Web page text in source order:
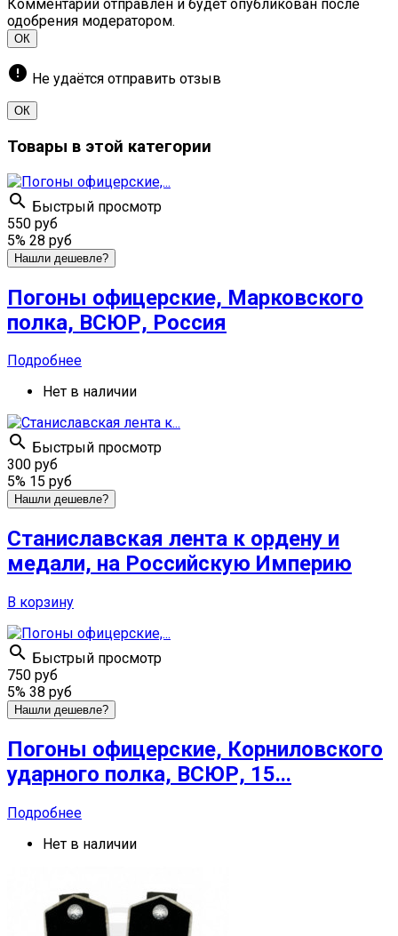
Комментарий отправлен и будет опубликован после
одобрения модератором.
ОК
error Не удаётся отправить отзыв
ОК
Товары в этой категории
 Быстрый просмотр
550 руб
5% 28 руб
Нашли дешевле?
Погоны офицерские, Марковского
полка, ВСЮР, Россия
Подробнее
Нет в наличии
 Быстрый просмотр
300 руб
5% 15 руб
Нашли дешевле?
Станиславская лента к ордену и
медали, на Российскую Империю
В корзину
 Быстрый просмотр
750 руб
5% 38 руб
Нашли дешевле?
Погоны офицерские, Корниловского
ударного полка, ВСЮР, 15...
Подробнее
Нет в наличии